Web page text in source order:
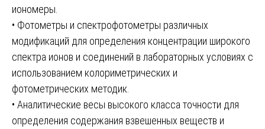
иономеры.
• Фотометры и спектрофотометры различных
модификаций для определения концентрации широкого
спектра ионов и соединений в лабораторных условиях с
использованием колориметрических и
фотометрических методик.
• Аналитические весы высокого класса точности для
определения содержания взвешенных веществ и